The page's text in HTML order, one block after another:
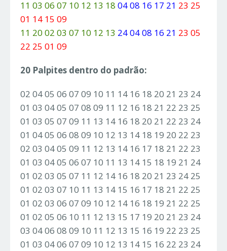
11 03 06 07 10 12 13 18 04 08 16 17 21 23 25
01 14 15 09
11 20 02 03 07 10 12 13 24 04 08 16 21 23 05
22 25 01 09
20 Palpites dentro do padrão:
02 04 05 06 07 09 10 11 14 16 18 20 21 23 24
01 03 04 05 07 08 09 11 12 16 18 21 22 23 25
01 03 05 07 09 11 13 14 16 18 20 21 22 23 24
01 04 05 06 08 09 10 12 13 14 18 19 20 22 23
02 03 04 05 09 11 12 13 14 16 17 18 21 22 23
01 03 04 05 06 07 10 11 13 14 15 18 19 21 24
01 02 03 05 07 11 12 14 16 18 20 21 23 24 25
01 02 03 07 10 11 13 14 15 16 17 18 21 22 25
01 02 03 06 07 09 10 12 14 16 18 19 21 22 25
01 02 05 06 10 11 12 13 15 17 19 20 21 23 24
03 04 06 08 09 10 11 12 13 15 16 19 22 23 25
01 03 04 06 07 09 10 12 13 14 15 16 22 23 24